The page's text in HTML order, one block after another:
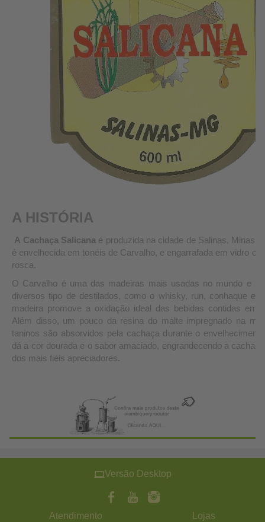
A HISTÓRIA
A Cachaça Salicana é produzida na cidade de Salinas, Minas
é envelhecida em tonéis de Carvalho, e engarrafada em vidro
rosca.
O Carvalho é uma das madeiras mais usadas no mundo e
diversos tipo de destilados, como o whisky, run, conhaque e
madeira promove a oxidação ideal das bebidas contidas em
Além disso, um pouco da resina do malte impregnado na
taninos são absorvidos pela cachaça durante o
dá a cor dourada e o sabor amaciado, engrandecendo a
dos mais fiéis apreciadores.
Versão Desktop
Atendimento Lojas